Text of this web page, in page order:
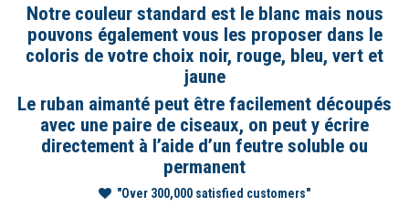
Notre couleur standard est le blanc mais nous
pouvons également vous les proposer dans le
coloris de votre choix noir, rouge, bleu, vert et
jaune
Le ruban aimanté peut être facilement découpés
avec une paire de ciseaux, on peut y écrire
directement à l’aide d’un feutre soluble ou
permanent
"Over 300,000 satisfied customers"